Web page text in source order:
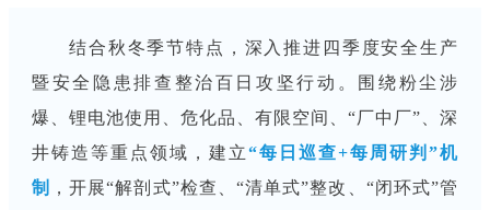
结合秋冬季节特点，深入推进四季度安全生产
暨安全隐患排查整治百日攻坚行动。围绕粉尘涉
爆、锂电池使用、危化品、有限空间、“厂中厂”、深
井铸造等重点领域，建立“每日巡查+每周研判”机
制
，开展“解剖式”检查、“清单式”整改、“闭环式”管